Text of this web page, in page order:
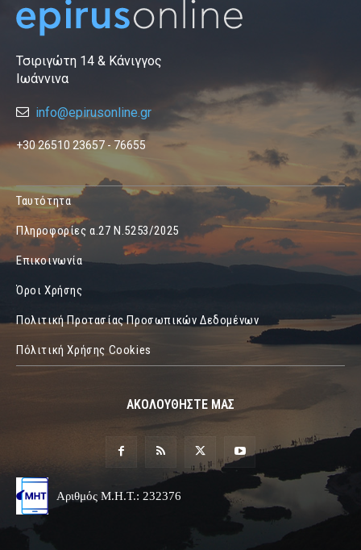
Τσιριγώτη 14 & Κάνιγγος
Ιωάννινα
info@epirusonline.gr
+30 26510 23657 - 76655
Ταυτότητα
Πληροφορίες α.27 Ν.5253/2025
Επικοινωνία
Όροι Χρήσης
Πολιτική Προτασίας Προσωπικών Δεδομένων
Πόλιτική Χρήσης Cookies
ΑΚΟΛΟΥΘΗΣΤΕ ΜΑΣ
Αριθμός Μ.Η.Τ.: 232376